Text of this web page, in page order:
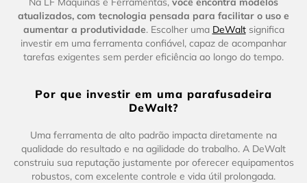
atualizados, com tecnologia pensada para facilitar o uso e
aumentar a produtividade. Escolher uma DeWaltsignifica
investir em uma ferramenta confiável, capaz de acompanhar
tarefas exigentes sem perder eficiência ao longo do tempo.
Por que investir em uma parafusadeira
DeWalt?
Uma ferramenta de alto padrão impacta diretamente na
qualidade do resultado e na agilidade do trabalho. A DeWalt
construiu sua reputação justamente por oferecer equipamentos
robustos, com excelente controle e vida útil prolongada.